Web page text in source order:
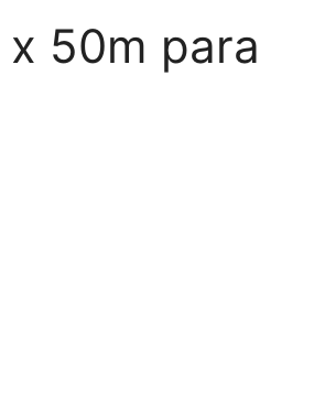
50m para